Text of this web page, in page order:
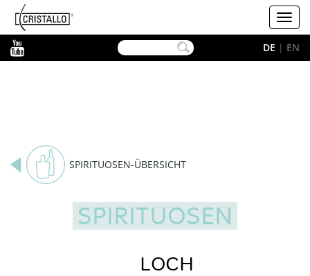
Cristallo
DE | EN
SPIRITUOSEN-ÜBERSICHT
SPIRITUOSEN
LOCH